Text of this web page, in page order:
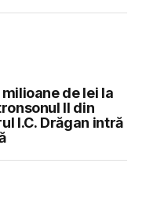
de lei la
II din
I.C. Drăgan intră